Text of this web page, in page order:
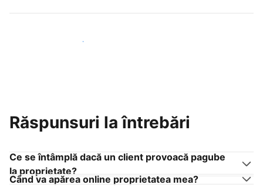
Alăturați-vă gazdelor ca dvs.
Răspunsuri la întrebări
Ce se întâmplă dacă un client provoacă pagube
la proprietate?
Când va apărea online proprietatea mea?